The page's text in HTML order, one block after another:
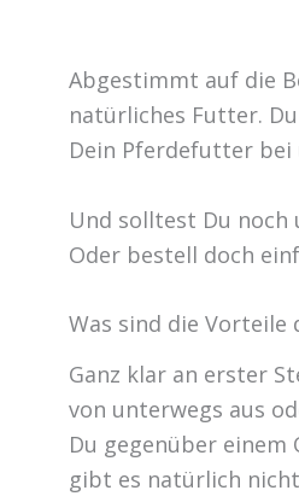
Abgestimmt auf die
natürliches Futter.
Dein Pferdefutter bei
Und solltest Du noch
Oder bestell doch
Was sind die Vorteile
Ganz klar an erster
von unterwegs aus
Du gegenüber
gibt es natürlich